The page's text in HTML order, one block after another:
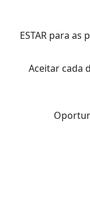
ESTAR para
Aceitar cada